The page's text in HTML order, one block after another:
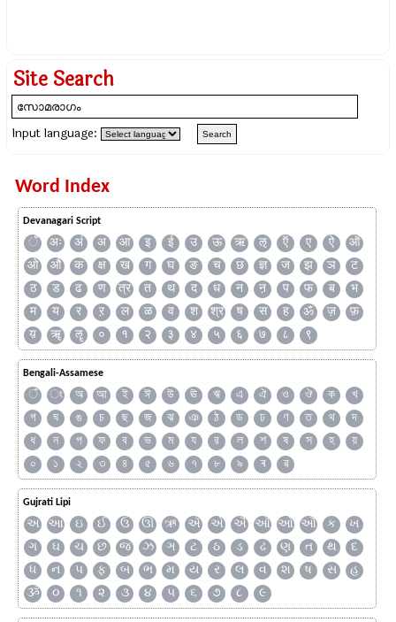
Site Search
Input language:
Word Index
Devanagari Script
ँ अः अं अ आ इ ई उ ऊ ऋ ऌ ऍ ए ऐ
ऑ
ओ
औ क क्ष ख ग घ ङ च छ ज्ञ ज झ ञ
ट
ठ
ड ढ ण त्र त थ द ध न ऩ प फ ब
भ
म
य र ऱ ल ळ व श श्र ष स ह ॐ ज़
फ़
य़
ॠ ॡ ० १ २ ३ ४ ५ ६ ७ ८ ९
Bengali-Assamese
ঁ ং অ আ ই ঈ উ ঊ ঋ এ ঐ ও ঔ ক
খ
গ
ঘ ঙ চ ছ জ ঝ ঞ ঠ ড ঢ ণ ত থ
দ
ধ
ন প ফ ব ভ ম য র ল শ ষ স হ
য়
০
১ ২ ৩ ৪ ৫ ৬ ৭ ৮ ৯ ৰ ৱ
Gujrati Lipi
અ આ ઇ ઈ ઉ ઊ ઋ ઍ એ ઐ ઑ ઓ ઔ ક
ખ
ગ
ઘ ચ છ જ ઝ ઞ ટ ઠ ડ ઢ ણ ત થ
દ
ધ
ન પ ફ બ ભ મ ય ર લ વ શ ષ સ
હ
ૐ
૦ ૧ ૨ ૩ ૪ ૫ ૬ ૭ ૮ ૯